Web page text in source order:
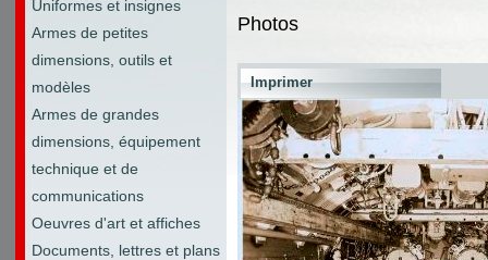
Uniformes et insignes
Armes de petites
dimensions, outils et
modèles
Armes de grandes
dimensions, équipement
technique et de
communications
Oeuvres d'art et affiches
Documents, lettres et plans
Photos
Imprimer